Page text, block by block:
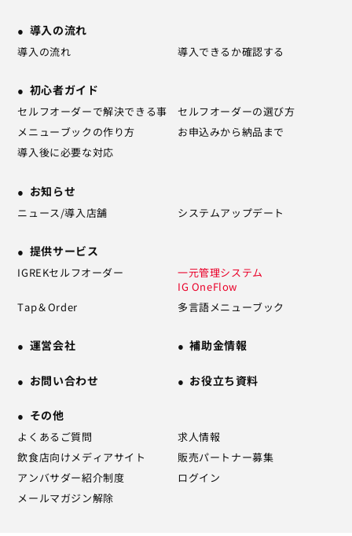
導入の流れ
導入の流れ 導入できるか確認する
初心者ガイド
セルフオーダーで解決できる事
セルフオーダーの選び方
メニューブックの作り方
お申込みから納品まで
導入後に必要な対応
お知らせ
ニュース/導入店舗 システムアップデート
提供サービス
IGREKセルフオーダー
一元管理システム
IG OneFlow
Tap＆Order
多言語メニューブック
運営会社 補助金情報
お問い合わせ お役立ち資料
その他
よくあるご質問
求人情報
飲食店向けメディアサイト
販売パートナー募集
アンバサダー紹介制度
ログイン
メールマガジン解除